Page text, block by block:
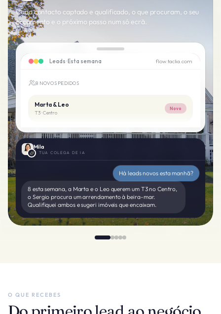
Cada contacto captado e qualificado, o que procuram, o seu
orçamento e o próximo passo num só ecrã.
Leads · Esta semana flow.taclia.com
8 NOVOS PEDIDOS
Marta & Leo
T3 · Centro
Novo
Sergio Páez
Qualificado
Nadia K.
Visita marcada
Mila
A TUA COLEGA DE IA
Há leads novos esta manhã?
8 esta semana, a Marta e o Leo querem um T3 no Centro,
o Sergio procura um arrendamento à beira-mar.
Qualifiquei ambos e sugeri imóveis que encaixam.
O QUE RECEBES